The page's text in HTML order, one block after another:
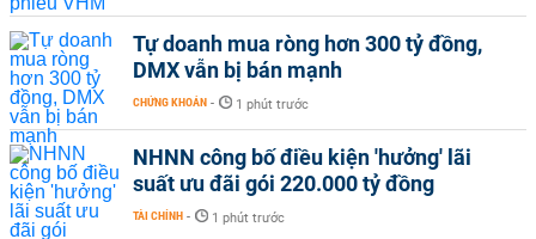
Tự doanh mua ròng hơn 300 tỷ đồng,
DMX vẫn bị bán mạnh
CHỨNG KHOÁN - 1 phút trước
NHNN công bố điều kiện 'hưởng' lãi
suất ưu đãi gói 220.000 tỷ đồng
TÀI CHÍNH - 1 phút trước